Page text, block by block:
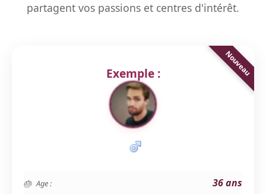
partagent vos passions et centres d'intérêt.
Exemple :
Age : 36 ans